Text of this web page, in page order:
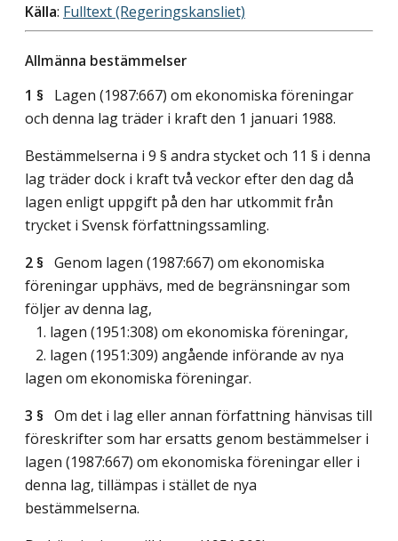
Källa: Fulltext (Regeringskansliet)
Allmänna bestämmelser
1 § Lagen (1987:667) om ekonomiska föreningar
och denna lag träder i kraft den 1 januari 1988.
Bestämmelserna i 9 § andra stycket och 11 § i denna
lag träder dock i kraft två veckor efter den dag då
lagen enligt uppgift på den har utkommit från
trycket i Svensk författningssamling.
2 § Genom lagen (1987:667) om ekonomiska
föreningar upphävs, med de begränsningar som
följer av denna lag,
1. lagen (1951:308) om ekonomiska föreningar,
2. lagen (1951:309) angående införande av nya
lagen om ekonomiska föreningar.
3 § Om det i lag eller annan författning hänvisas till
föreskrifter som har ersatts genom bestämmelser i
lagen (1987:667) om ekonomiska föreningar eller i
denna lag, tillämpas i stället de nya
bestämmelserna.